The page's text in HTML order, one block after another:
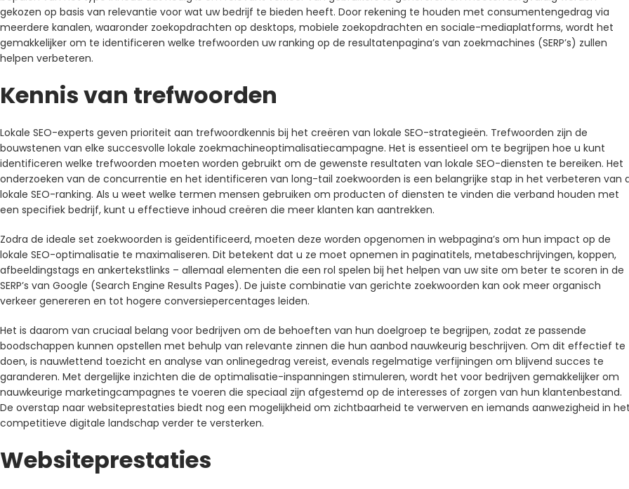
gekozen op basis van relevantie voor wat uw bedrijf te bieden heeft. Door rekening te houden met consumentengedrag via
meerdere kanalen, waaronder zoekopdrachten op desktops, mobiele zoekopdrachten en sociale-mediaplatforms, wordt het
gemakkelijker om te identificeren welke trefwoorden uw ranking op de resultatenpagina’s van zoekmachines (SERP’s) zullen
helpen verbeteren.
Kennis van trefwoorden
Lokale SEO-experts geven prioriteit aan trefwoordkennis bij het creëren van lokale SEO-strategieën. Trefwoorden zijn de
bouwstenen van elke succesvolle lokale zoekmachineoptimalisatiecampagne. Het is essentieel om te begrijpen hoe u kunt
identificeren welke trefwoorden moeten worden gebruikt om de gewenste resultaten van lokale SEO-diensten te bereiken. Het
onderzoeken van de concurrentie en het identificeren van long-tail zoekwoorden is een belangrijke stap in het verbeteren van
lokale SEO-ranking. Als u weet welke termen mensen gebruiken om producten of diensten te vinden die verband houden met
een specifiek bedrijf, kunt u effectieve inhoud creëren die meer klanten kan aantrekken.
Zodra de ideale set zoekwoorden is geïdentificeerd, moeten deze worden opgenomen in webpagina’s om hun impact op de
lokale SEO-optimalisatie te maximaliseren. Dit betekent dat u ze moet opnemen in paginatitels, metabeschrijvingen, koppen,
afbeeldingstags en ankertekstlinks – allemaal elementen die een rol spelen bij het helpen van uw site om beter te scoren in de
SERP’s van Google (Search Engine Results Pages). De juiste combinatie van gerichte zoekwoorden kan ook meer organisch
verkeer genereren en tot hogere conversiepercentages leiden.
Het is daarom van cruciaal belang voor bedrijven om de behoeften van hun doelgroep te begrijpen, zodat ze passende
boodschappen kunnen opstellen met behulp van relevante zinnen die hun aanbod nauwkeurig beschrijven. Om dit effectief te
doen, is nauwlettend toezicht en analyse van onlinegedrag vereist, evenals regelmatige verfijningen om blijvend succes te
garanderen. Met dergelijke inzichten die de optimalisatie-inspanningen stimuleren, wordt het voor bedrijven gemakkelijker om
nauwkeurige marketingcampagnes te voeren die speciaal zijn afgestemd op de interesses of zorgen van hun klantenbestand.
De overstap naar websiteprestaties biedt nog een mogelijkheid om zichtbaarheid te verwerven en iemands aanwezigheid in
competitieve digitale landschap verder te versterken.
Websiteprestaties